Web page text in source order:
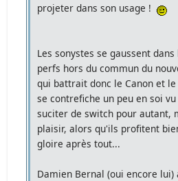
projeter dans son usage !
Les sonystes se gaussent
perfs hors du commun du
qui battrait donc le Canon et
se contrefiche un peu en soi
suciter de switch pour autant,
plaisir, alors qu'ils profitent
gloire après tout...
Damien Bernal (oui encore